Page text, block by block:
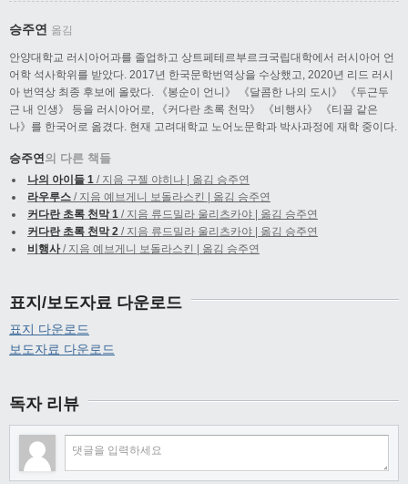
승주연 옮김
안양대학교 러시아어과를 졸업하고 상트페테르부르크국립대학에서 러시아어 언
어학 석사학위를 받았다. 2017년 한국문학번역상을 수상했고, 2020년 리드 러시
아 번역상 최종 후보에 올랐다. 《봉순이 언니》 《달콤한 나의 도시》 《두근두
근 내 인생》 등을 러시아어로, 《커다란 초록 천막》 《비행사》 《티끌 같은
나》를 한국어로 옮겼다. 현재 고려대학교 노어노문학과 박사과정에 재학 중이다.
승주연의 다른 책들
나의 아이들 1 / 지음 구젤 야히나 | 옮김 승주연
라우루스 / 지음 예브게니 보돌라스킨 | 옮김 승주연
커다란 초록 천막 1 / 지음 류드밀라 울리츠카야 | 옮김 승주연
커다란 초록 천막 2 / 지음 류드밀라 울리츠카야 | 옮김 승주연
비행사/ 지음 예브게니 보돌라스킨 | 옮김 승주연
표지/보도자료 다운로드
표지 다운로드
보도자료 다운로드
독자 리뷰